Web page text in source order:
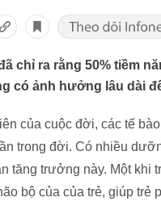
chỉ ra rằng 50% tiềm
có ảnh hưởng lâu dài
của cuộc đời, các tế
trong đời. Có nhiều
tăng trưởng này. Một
bộ của của trẻ, giúp trẻ